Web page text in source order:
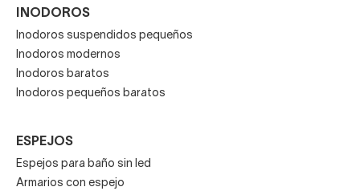
INODOROS
Inodoros suspendidos pequeños
Inodoros modernos
Inodoros baratos
Inodoros pequeños baratos
ESPEJOS
Espejos para baño sin led
Armarios con espejo